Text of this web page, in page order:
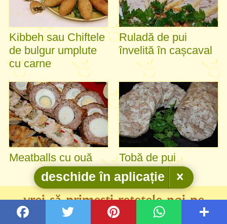
Kibbeh sau Chiftele
de bulgur umplute
cu carne
Ruladă de pui
învelită în cașcaval
Meatballs cu ouă Tobă de pui
vrei să primești rețetele noi pe
email?
deschide în aplicație